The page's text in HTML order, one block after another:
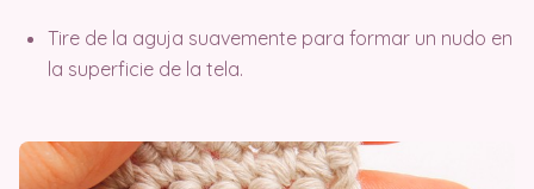
Tire de la aguja suavemente para formar un nudo en
la superficie de la tela.